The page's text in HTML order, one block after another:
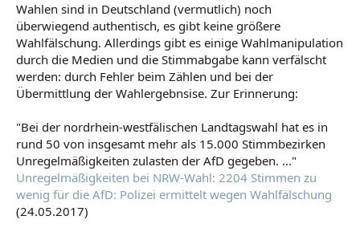
Wahlen sind in Deutschland (vermutlich) noch
überwiegend authentisch, es gibt keine größere
Wahlfälschung. Allerdings gibt es einige Wahlmanipulation
durch die Medien und die Stimmabgabe kann verfälscht
werden: durch Fehler beim Zählen und bei der
Übermittlung der Wahlergebnsise. Zur Erinnerung:
"Bei der nordrhein-westfälischen Landtagswahl hat es in
rund 50 von insgesamt mehr als 15.000 Stimmbezirken
Unregelmäßigkeiten zulasten der AfD gegeben. ..."
Unregelmäßigkeiten bei NRW-Wahl: 2204 Stimmen zu
wenig für die AfD: Polizei ermittelt wegen Wahlfälschung
(24.05.2017)